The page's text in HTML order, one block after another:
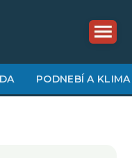
PODNEBÍ A KLIMA